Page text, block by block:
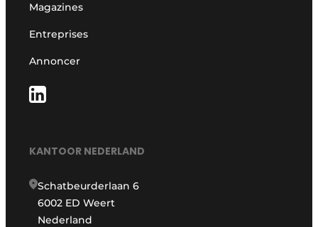
Magazines
Entreprises
Annoncer
KANTOOR NEDERLAND
Schatbeurderlaan 6
6002 ED Weert
Nederland